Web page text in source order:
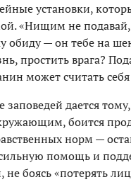
установки,
«Нищим не
— он тебе на
простить врага?
может считать
дается тому,
боится
норм —
помощь и
боясь «потерять